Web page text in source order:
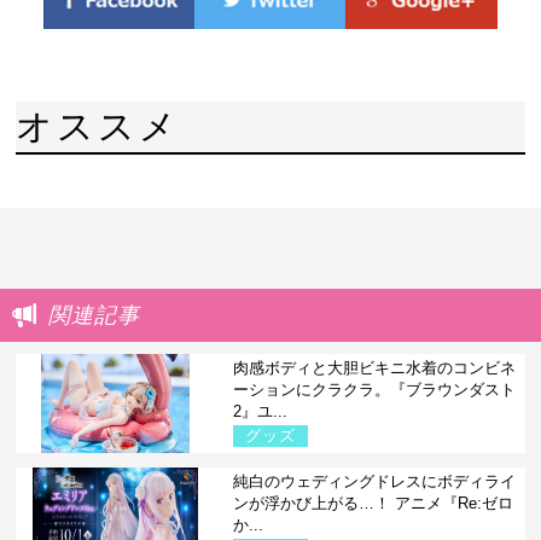
オススメ
関連記事
肉感ボディと大胆ビキニ水着のコンビネ
ーションにクラクラ。『ブラウンダスト
2』ユ...
グッズ
純白のウェディングドレスにボディライ
ンが浮かび上がる…！ アニメ『Re:ゼロ
か...